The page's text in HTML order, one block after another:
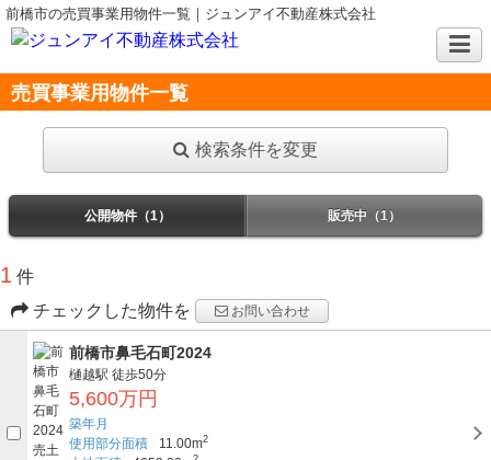
前橋市の売買事業用物件一覧｜ジュンアイ不動産株式会社
売買事業用物件一覧
検索条件を変更
公開物件（1） 販売中（1）
1 件
チェックした物件を
お問い合わせ
前橋市鼻毛石町2024
樋越駅 徒歩50分
5,600万円
築年月
使用部分面積
11.00m2